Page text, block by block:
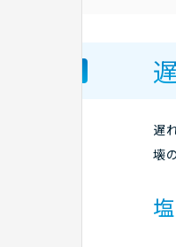
遅
壊